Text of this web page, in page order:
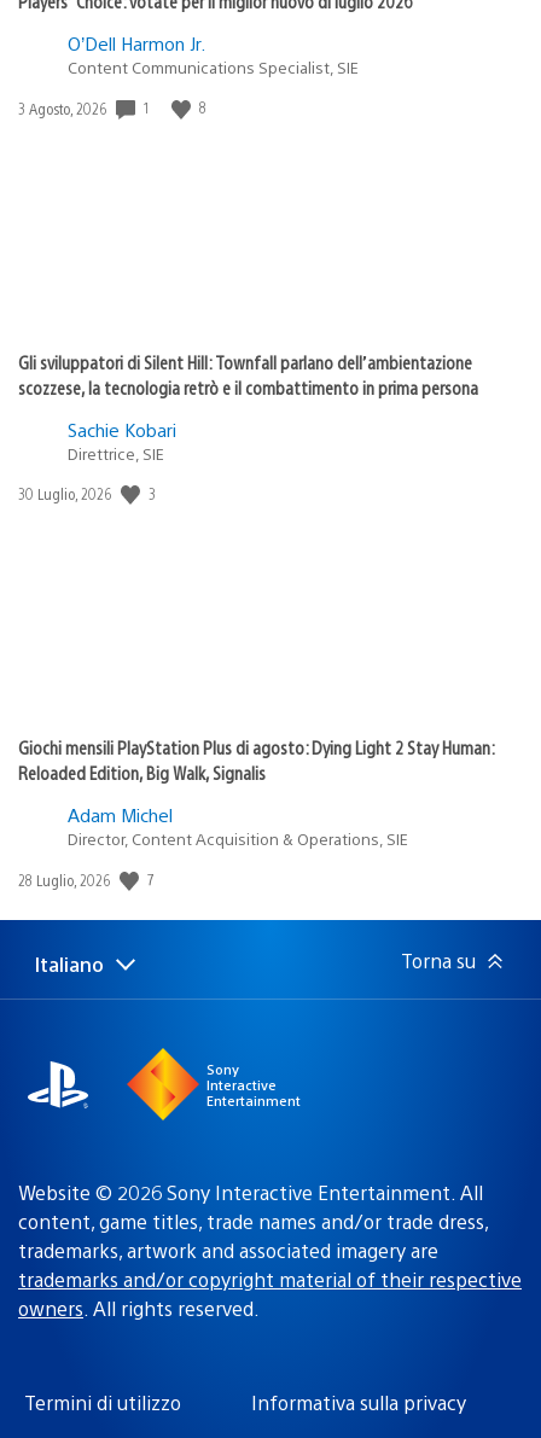
O’Dell Harmon Jr.
Content Communications Specialist, SIE
Data
3 Agosto, 2026 1 8
Gli sviluppatori di Silent Hill: Townfall parlano dell’ambientazione
scozzese, la tecnologia retrò e il combattimento in prima persona
Sachie Kobari
Direttrice, SIE
Data
30 Luglio, 2026 3
Giochi mensili PlayStation Plus di agosto: Dying Light 2 Stay Human:
Reloaded Edition, Big Walk, Signalis
Adam Michel
Director, Content Acquisition & Operations, SIE
Data
pubblicazione:
28 Luglio, 2026 7
Seleziona
una
Regione
attuale:
Italiano Torna su
Sony
Interactive
Entertainment
Website © 2026 Sony Interactive Entertainment. All
content, game titles, trade names and/or trade dress,
trademarks, artwork and associated imagery are
trademarks and/or copyright material of their respective
owners. All rights reserved.
Termini di utilizzo
Informativa sulla privacy